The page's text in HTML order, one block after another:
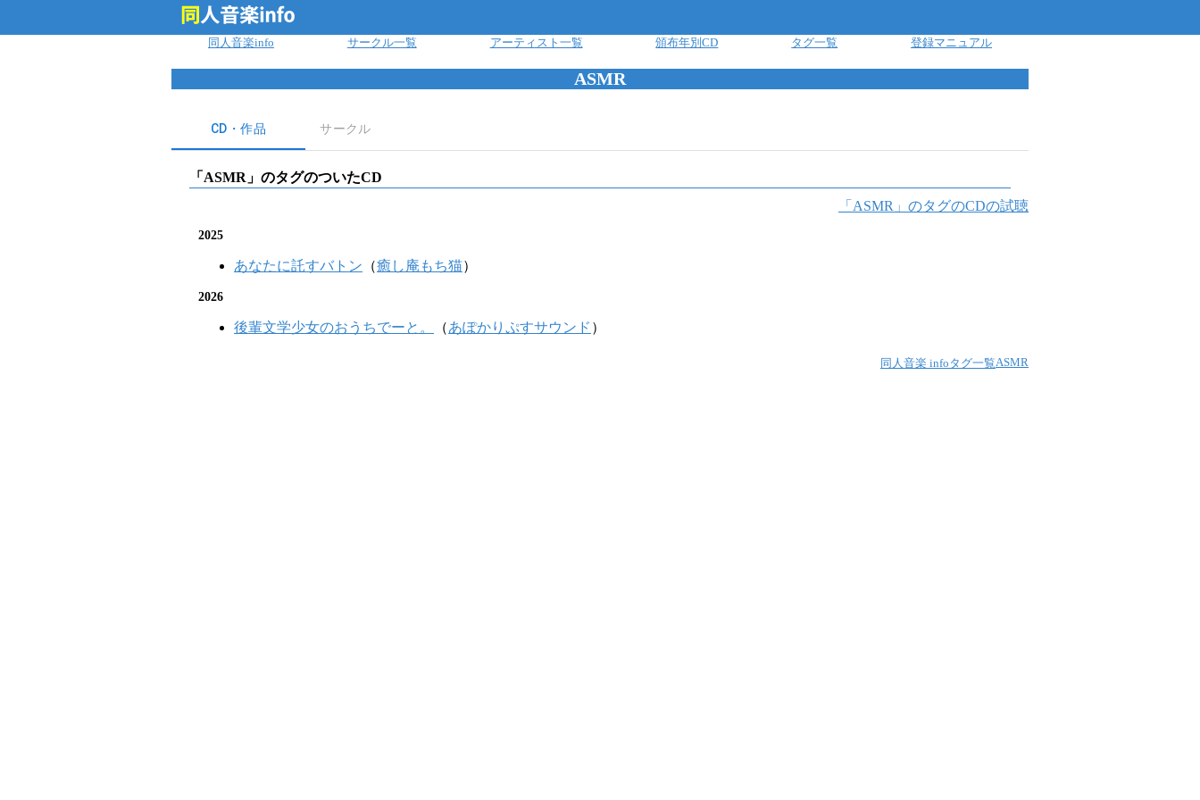
同人音楽info サークル一覧 アーティスト一覧 頒布年別CD タグ一覧 登録マニュアル
ASMR
CD・作品 サークル
「 ASMR 」のタグのついたCD
「 ASMR 」のタグのCDの試聴
2025
あなたに託すバトン （癒し庵もち猫）
2026
後輩文学少女のおうちでーと。 （あぽかりぷすサウンド ）
同人音楽 infoタグ一覧ASMR